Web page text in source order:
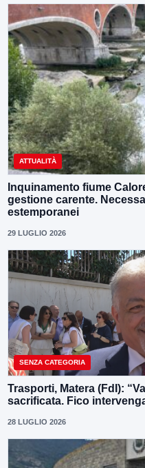
ATTUALITÀ
Inquinamento fiume
gestione carente.
estemporanei
29 LUGLIO 2026
SENZA CATEGORIA
Trasporti, Matera (FdI):
sacrificata. Fico
28 LUGLIO 2026